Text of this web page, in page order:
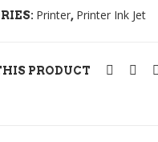
Printer, Printer Ink Jet
PRODUCT